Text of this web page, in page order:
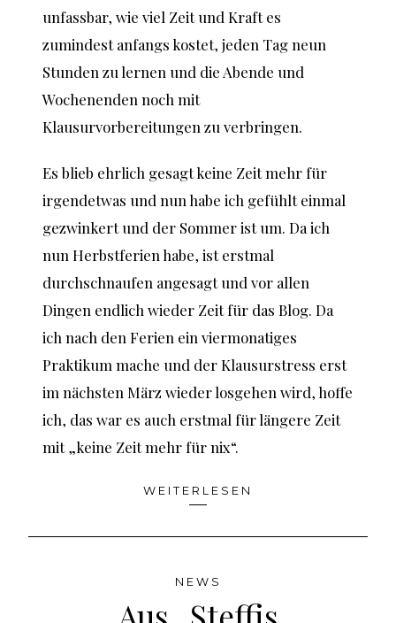
unfassbar, wie viel Zeit und Kraft es
zumindest anfangs kostet, jeden Tag neun
Stunden zu lernen und die Abende und
Wochenenden noch mit
Klausurvorbereitungen zu verbringen.
Es blieb ehrlich gesagt keine Zeit mehr für
irgendetwas und nun habe ich gefühlt einmal
gezwinkert und der Sommer ist um. Da ich
nun Herbstferien habe, ist erstmal
durchschnaufen angesagt und vor allen
Dingen endlich wieder Zeit für das Blog. Da
ich nach den Ferien ein viermonatiges
Praktikum mache und der Klausurstress erst
im nächsten März wieder losgehen wird, hoffe
ich, das war es auch erstmal für längere Zeit
mit „keine Zeit mehr für nix“.
WEITERLESEN
NEWS